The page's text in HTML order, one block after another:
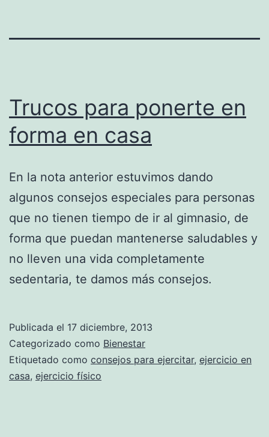
Trucos para ponerte en
forma en casa
En la nota anterior estuvimos dando
algunos consejos especiales para personas
que no tienen tiempo de ir al gimnasio, de
forma que puedan mantenerse saludables y
no lleven una vida completamente
sedentaria, te damos más consejos.
Publicada el 17 diciembre, 2013
Categorizado como Bienestar
Etiquetado como consejos para ejercitar, ejercicio en
casa, ejercicio físico